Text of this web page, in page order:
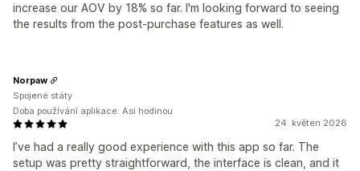
increase our AOV by 18% so far. I'm looking forward to seeing
the results from the post-purchase features as well.
24. květen 2026
I’ve had a really good experience with this app so far. The
setup was pretty straightforward, the interface is clean, and it
Norpaw
Spojené státy
Doba používání aplikace: Asi hodinou